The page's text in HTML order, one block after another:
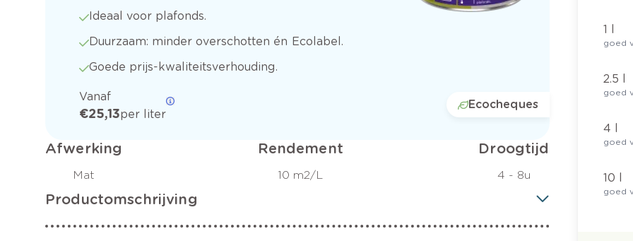
Ideaal voor plafonds.
Duurzaam: minder overschotten én Ecolabel.
Goede prijs-kwaliteitsverhouding.
Vanaf
€ 25,13per liter
Ecocheques
Afwerking
Mat
Rendement
10 m2/L
Droogtijd
4 - 8u
Productomschrijving
1 l
goed
2.5 l
goed
4 l
goed
10 l
goed